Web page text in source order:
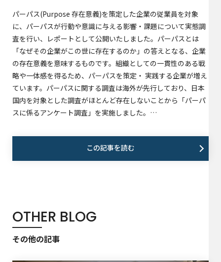
パーパス(Purpose 存在意義)を策定した企業の従業員を対象
に、パーパスが行動や意識に与える影響・課題について実態調
査を行い、レポートとして公開いたしました。パーパスとは
「なぜその企業がこの世に存在するのか」の答えとなる、企業
の存在意義を意味するものです。組織としての一貫性のある戦
略や一体感を得るため、パーパスを策定・ 実践する企業が増え
ています。パーパスに関する調査は海外が先行しており、日本
国内を対象とした調査がほとんど存在しないことから「パーパ
スに係るアンケート調査」を実施しました。…
この記事を読む
OTHER BLOG
その他の記事